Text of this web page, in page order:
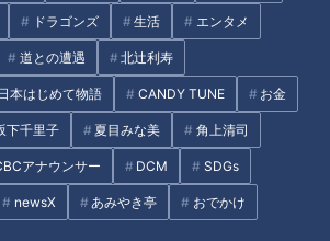
ドラゴンズ 生活 エンタメ
道との遭遇 北辻利寿
本はじめて物語 CANDY TUNE お金
下千里子 夏目みな美 角上清司
アナウンサー DCM SDGs
newsX あみやき亭 おでかけ
意外な原
CBC若狭アナがシュートボクシ
ングに挑戦！日本一4回の天才
格闘技少年とスパーリング！